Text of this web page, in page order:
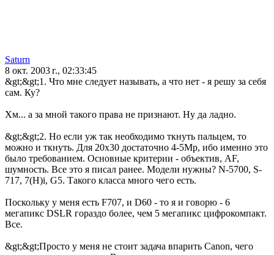
Saturn
8 окт. 2003 г., 02:33:45
&gt;&gt;1. Что мне следует называть, а что нет - я решу за себя
сам. Ку?
Хм... а за мной такого права не признают. Ну да ладно.
&gt;&gt;2. Но если уж так необходимо ткнуть пальцем, то
можно и ткнуть. Для 20x30 достаточно 4-5Mp, ибо именно это
было требованием. Основные критерии - объектив, AF,
шумность. Все это я писал ранее. Модели нужны? N-5700, S-
717, 7(H)i, G5. Такого класса много чего есть.
Поскольку у меня есть F707, и D60 - то я и говорю - 6
мегапикс DSLR гораздо более, чем 5 мегапикс цифрокомпакт.
Все.
&gt;&gt;Просто у меня не стоит задача впарить Canon, чего